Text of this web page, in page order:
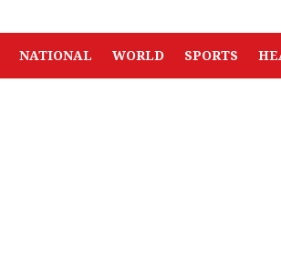
NATIONAL WORLD SPORTS